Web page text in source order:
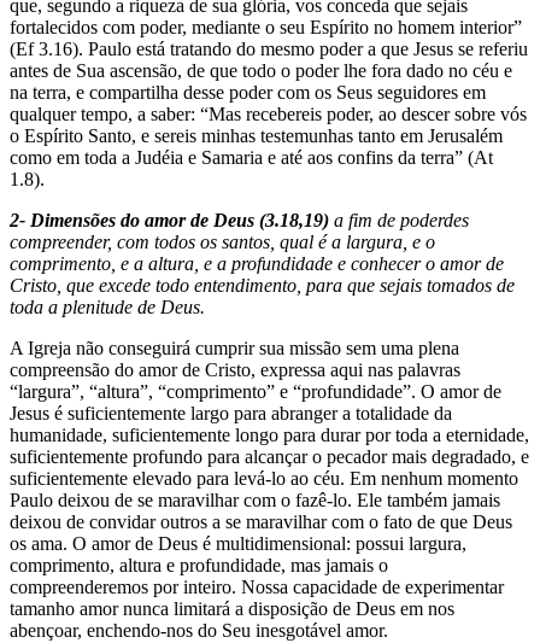
que, segundo a riqueza de sua glória, vos conceda que sejais
fortalecidos com poder, mediante o seu Espírito no homem interior”
(Ef 3.16). Paulo está tratando do mesmo poder a que Jesus se referiu
antes de Sua ascensão, de que todo o poder lhe fora dado no céu e
na terra, e compartilha desse poder com os Seus seguidores em
qualquer tempo, a saber: “Mas recebereis poder, ao descer sobre vós
o Espírito Santo, e sereis minhas testemunhas tanto em Jerusalém
como em toda a Judéia e Samaria e até aos confins da terra” (At
1.8).
2- Dimensões do amor de Deus (3.18,19) a fim de poderdes
compreender, com todos os santos, qual é a largura, e o
comprimento, e a altura, e a profundidade e conhecer o amor de
Cristo, que excede todo entendimento, para que sejais tomados de
toda a plenitude de Deus.
A Igreja não conseguirá cumprir sua missão sem uma plena
compreensão do amor de Cristo, expressa aqui nas palavras
“largura”, “altura”, “comprimento” e “profundidade”. O amor de
Jesus é suficientemente largo para abranger a totalidade da
humanidade, suficientemente longo para durar por toda a eternidade,
suficientemente profundo para alcançar o pecador mais degradado, e
suficientemente elevado para levá-lo ao céu. Em nenhum momento
Paulo deixou de se maravilhar com o fazê-lo. Ele também jamais
deixou de convidar outros a se maravilhar com o fato de que Deus
os ama. O amor de Deus é multidimensional: possui largura,
comprimento, altura e profundidade, mas jamais o
compreenderemos por inteiro. Nossa capacidade de experimentar
tamanho amor nunca limitará a disposição de Deus em nos
abençoar, enchendo-nos do Seu inesgotável amor.